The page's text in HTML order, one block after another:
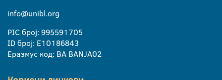
info@unibl.org
PIC број: 995591705
ID број: E10186843
Еразмус код: BA BANJA02